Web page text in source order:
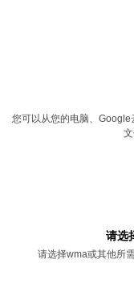
您可以从您的电脑、
请选
请选择wma或其他所